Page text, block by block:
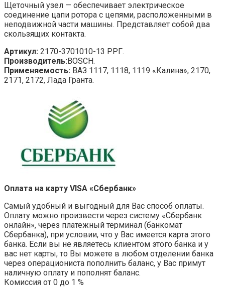
Щеточный узел — обеспечивает электрическое
соединение цапи ротора с цепями, расположенными в
неподвижной части машины. Представляет собой два
скользящих контакта.
Артикул: 2170-3701010-13 РРГ.
Производитель:BOSCH.
Применяемость: ВАЗ 1117, 1118, 1119 «Калина», 2170,
2171, 2172, Лада Гранта.
Оплата на карту VISA «Сбербанк»
Самый удобный и выгодный для Вас способ оплаты.
Оплату можно произвести через систему «Сбербанк
онлайн», через платежный терминал (банкомат
Сбербанка), при условии, что у Вас имеется карта этого
банка. Если вы не являетесь клиентом этого банка и у
вас нет карты, то Вы можете в любом отделении банка
через операциониста пополнить баланс, у Вас примут
наличную оплату и пополнят баланс.
Комиссия от 0 до 1 %